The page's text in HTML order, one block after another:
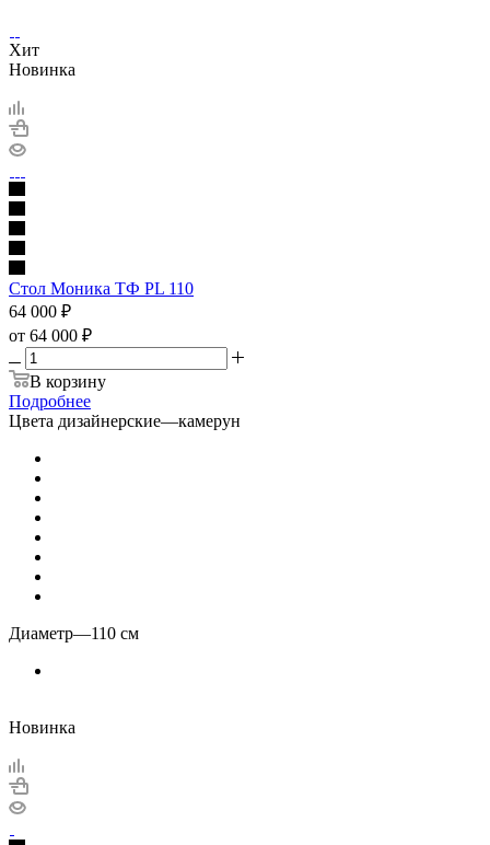
Хит
Новинка
Стол Моника ТФ PL 110
64 000 ₽
от 64 000 ₽
В корзину
Подробнее
Цвета дизайнерские—камерун
Диаметр—110 см
Новинка